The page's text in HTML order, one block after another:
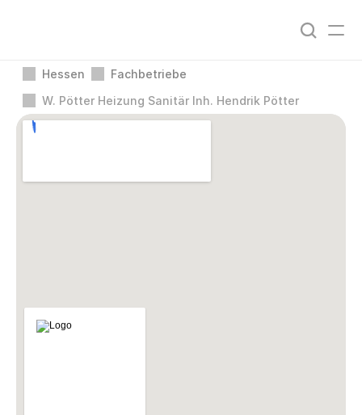
Hessen
Fachbetriebe
W. Pötter Heizung Sanitär Inh. Hendrik Pötter